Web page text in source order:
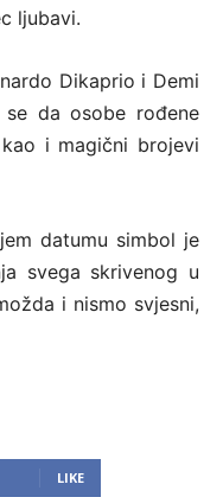
ljubavi.
Dikaprio i Demi
da osobe rođene
i magični brojevi
datumu simbol je
svega skrivenog u
i nismo svjesni,
LIKE